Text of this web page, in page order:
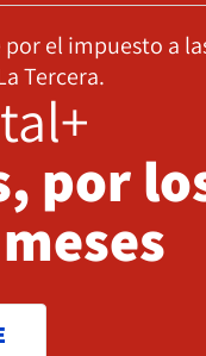
el impuesto a
Tercera.
por